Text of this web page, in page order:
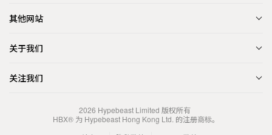
其他网站
关于我们
关注我们
2026 Hypebeast Limited 版权所有
HBX® 为 Hypebeast Hong Kong Ltd. 的注册商标。